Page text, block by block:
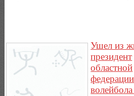
Ушел из
президент
областной
федерации